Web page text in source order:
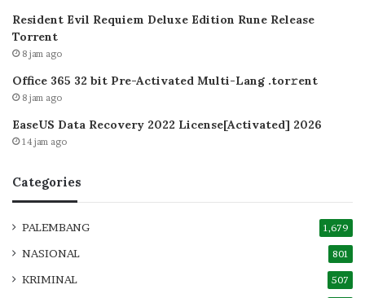
Resident Evil Requiem Deluxe Edition Rune Release
Torrent
8 jam ago
Office 365 32 bit Pre-Activated Multi-Lang .tоr𝚛еnt
8 jam ago
EaseUS Data Recovery 2022 License[Activated] 2026
14 jam ago
Categories
PALEMBANG 1,679
NASIONAL 801
KRIMINAL 507